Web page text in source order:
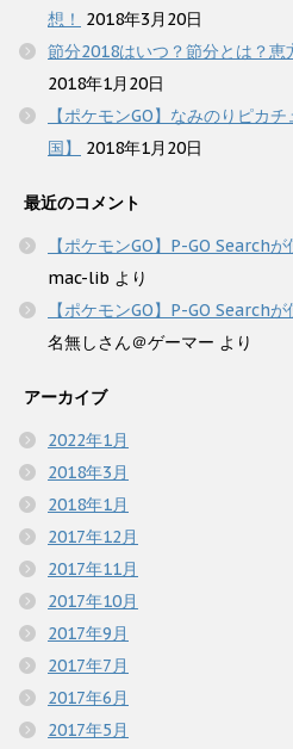
想！
2018年3月20日
節分2018はいつ？節分とは？
2018年1月20日
【ポケモンGO】なみのりピカ
国】
2018年1月20日
最近のコメント
【ポケモンGO】P-GO Search
mac-lib より
【ポケモンGO】P-GO Search
名無しさん＠ゲーマー より
アーカイブ
2022年1月
2018年3月
2018年1月
2017年12月
2017年11月
2017年10月
2017年9月
2017年7月
2017年6月
2017年5月